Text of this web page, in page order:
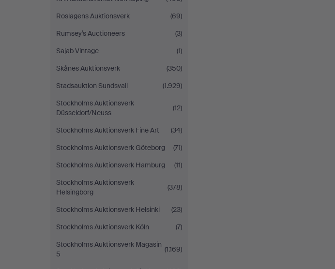
Roslagens Auktionsverk
(69)
Rumsey’s Auctioneers
(3)
Sajab Vintage
(1)
Skånes Auktionsverk
(350)
Stadsauktion Sundsvall
(1.929)
Stockholms Auktionsverk
Düsseldorf/Neuss
(12)
Stockholms Auktionsverk Fine Art
(34)
Stockholms Auktionsverk Göteborg
(71)
Stockholms Auktionsverk Hamburg
(11)
Stockholms Auktionsverk
Helsingborg
(378)
Stockholms Auktionsverk Helsinki
(23)
Stockholms Auktionsverk Köln
(7)
Stockholms Auktionsverk Magasin
5
(1.169)